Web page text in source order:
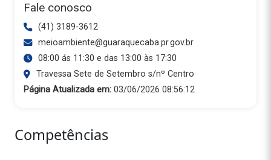
Fale conosco
(41) 3189-3612
meioambiente@guaraquecaba.pr.gov.br
08:00 ás 11:30 e das 13:00 às 17:30
Travessa Sete de Setembro s/nº Centro
Página Atualizada em: 03/06/2026 08:56:12
Competências